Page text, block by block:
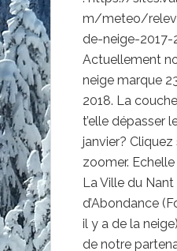
m/meteo/
de-neige-
Actuellement
neige marque
2018. La
t’elle dépasser
janvier? Cliquez
zoomer.
La Ville du
d’Abondance
il y a de la
de notre